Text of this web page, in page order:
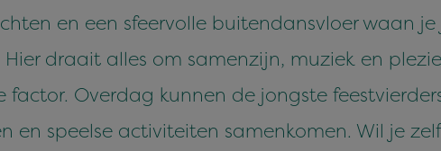
en een sfeervolle buitendansvloer waan
draait alles om samenzijn, muziek en
factor. Overdag kunnen de jongste
en speelse activiteiten samenkomen. Wil je